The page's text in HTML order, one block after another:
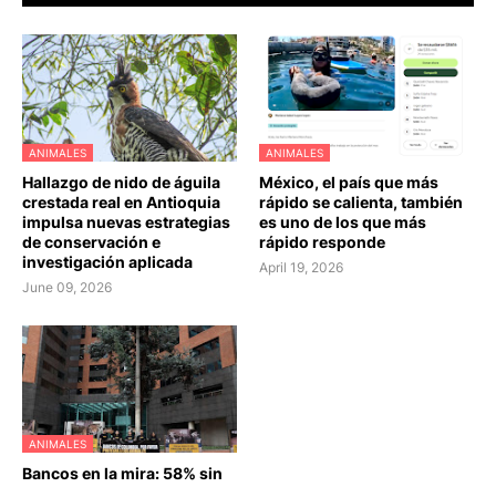
ANIMALES
Hallazgo de nido de águila
crestada real en Antioquia
impulsa nuevas estrategias
de conservación e
investigación aplicada
June 09, 2026
ANIMALES
México, el país que más
rápido se calienta, también
es uno de los que más
rápido responde
April 19, 2026
ANIMALES
Bancos en la mira: 58% sin